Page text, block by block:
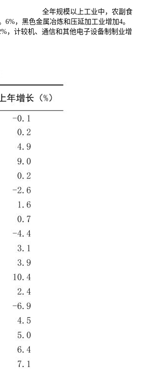
全年规模以上工业中，农副食
，黑色金属冶炼和压延加工业增加4。
，计较机、通信和其他电子设备制制业增